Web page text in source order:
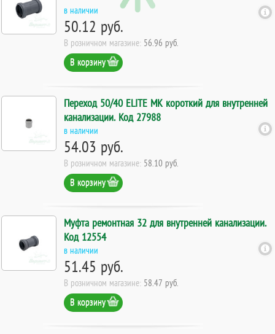
в наличии
50.12 руб.
В розничном магазине: 56.96 руб.
В корзину
Переход 50/40 ELITE МК короткий для внутренней
канализации. Код 27988
в наличии
54.03 руб.
В розничном магазине: 58.10 руб.
В корзину
Муфта ремонтная 32 для внутренней канализации.
Код 12554
в наличии
51.45 руб.
В розничном магазине: 58.47 руб.
В корзину